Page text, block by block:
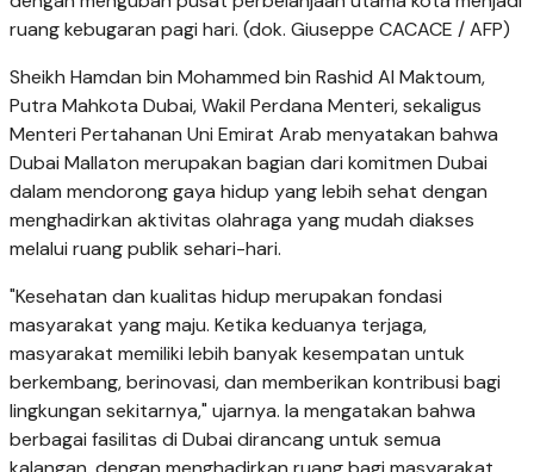
ruang kebugaran pagi hari. (dok. Giuseppe CACACE / AFP)
Sheikh Hamdan bin Mohammed bin Rashid Al Maktoum,
Putra Mahkota Dubai, Wakil Perdana Menteri, sekaligus
Menteri Pertahanan Uni Emirat Arab menyatakan bahwa
Dubai Mallaton merupakan bagian dari komitmen Dubai
dalam mendorong gaya hidup yang lebih sehat dengan
menghadirkan aktivitas olahraga yang mudah diakses
melalui ruang publik sehari-hari.
"Kesehatan dan kualitas hidup merupakan fondasi
masyarakat yang maju. Ketika keduanya terjaga,
masyarakat memiliki lebih banyak kesempatan untuk
berkembang, berinovasi, dan memberikan kontribusi bagi
lingkungan sekitarnya," ujarnya. Ia mengatakan bahwa
berbagai fasilitas di Dubai dirancang untuk semua